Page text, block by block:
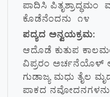
ಪಾದಿಸಿ ಪಿತೃಶ್ರಾದ್ಧಮಂ
ಕೊಡೆನೆಂದನು ೧೪
ಪದ್ಯದ ಅನ್ವಯಕ್ರಮ:
ಆದೊಡೆ ಕುತುಪ
ವಿಪ್ರರಂ ಅರ್ಚನೆಯೊಳ್
ಗುಡಾಜ್ಯ ಮಧು ತೈಲ
ಪಾಕದ ನವೋದನಗಳನು